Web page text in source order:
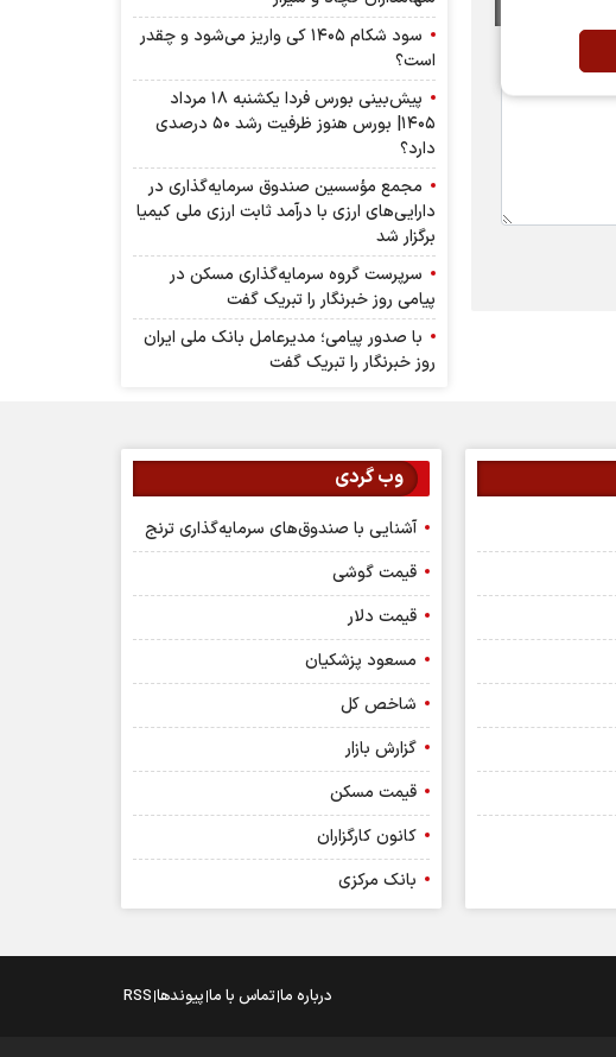
سود شکام ۱۴۰۵ کی واریز می‌شود و چقدر
است؟
پیش‌بینی بورس فردا یکشنبه ۱۸ مرداد
۱۴۰۵| بورس هنوز ظرفیت رشد ۵۰ درصدی
دارد؟
مجمع مؤسسین صندوق سرمایه‌گذاری در
دارایی‌های ارزی با درآمد ثابت ارزی ملی کیمیا
برگزار شد
سرپرست گروه سرمایه‌گذاری مسکن در
پیامی روز خبرنگار را تبریک گفت
با صدور پیامی؛ مدیرعامل بانک ملی ایران
روز خبرنگار را تبریک گفت
وب گردی
آشنایی با صندوق‌های سرمایه‌گذاری ترنج
قیمت گوشی
قیمت دلار
مسعود پزشکیان
شاخص کل
گزارش بازار
قیمت مسکن
کانون کارگزاران
بانک مرکزی
درباره ما تماس با ما پیوندها RSS